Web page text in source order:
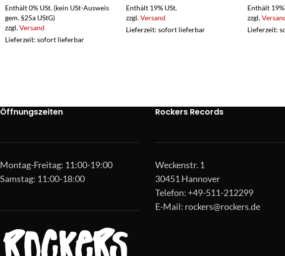
Enthält 0% USt. (kein USt-Ausweis
gem. §25a UStG)
zzgl.Versand
Lieferzeit: sofort lieferbar
Enthält 19% USt.
zzgl.Versand
Lieferzeit: sofort lieferbar
Enthält
zzgl.
Lieferzeit:
Öffnungszeiten
Montag-Freitag: 11:00-19:00
Samstag: 11:00-18:00
Rockers Records
Weckenstr. 1
30451 Hannover
Telefon: +49-511-212299
E-Mail: rockers@rockers.de